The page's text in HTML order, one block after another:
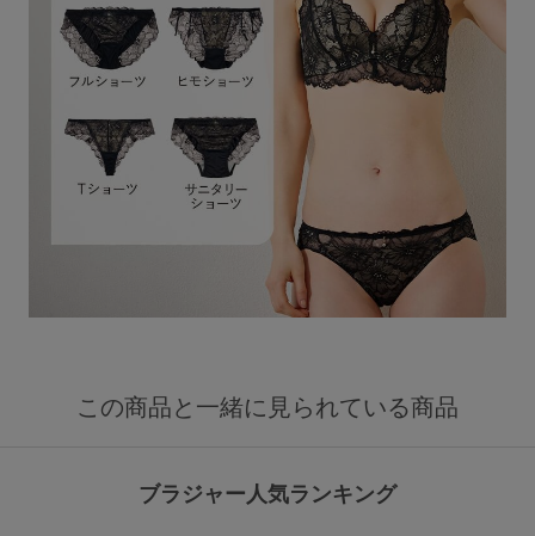
この商品と一緒に見られている商品
ブラジャー人気ランキング